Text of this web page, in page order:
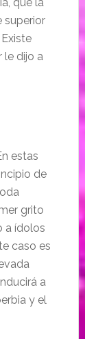
superior
le dijo a
estas
de
grito
a ídolos
caso es
a
y el